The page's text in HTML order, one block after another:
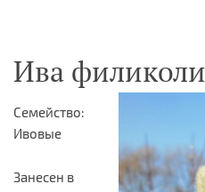
Ива
Семейство:
Ивовые
Занесен в